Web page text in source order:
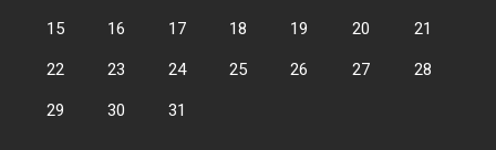
15 16 17 18 19 20 21
22 23 24 25 26 27 28
29 30 31